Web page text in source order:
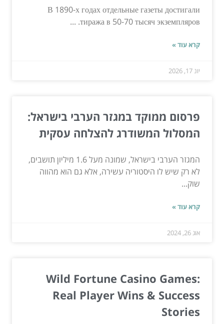
В 1890-х годах отдельные газеты достигали
тиража в 50-70 тысяч экземпляров. ...
קרא עוד »
יונ 17, 2026
פרסום ממוקד במגזר הערבי בישראל:
המסלול המשודרג להצלחה עסקית
המגזר הערבי בישראל, שמונה מעל 1.6 מיליון תושבים,
לא רק שיש לו היסטוריה עשירה, אלא גם הוא מהווה
שוק...
קרא עוד »
אוג 26, 2024
Wild Fortune Casino Games:
Real Player Wins & Success
Stories